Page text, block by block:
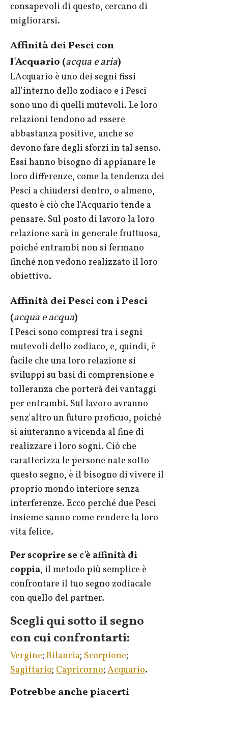
consapevoli di questo, cercano di
migliorarsi.
Affinità dei Pesci con
l'Acquario (acqua e aria)
L'Acquario è uno dei segni fissi
all'interno dello zodiaco e i Pesci
sono uno di quelli mutevoli. Le loro
relazioni tendono ad essere
abbastanza positive, anche se
devono fare degli sforzi in tal senso.
Essi hanno bisogno di appianare le
loro differenze, come la tendenza dei
Pesci a chiudersi dentro, o almeno,
questo è ciò che l'Acquario tende a
pensare. Sul posto di lavoro la loro
relazione sarà in generale fruttuosa,
poiché entrambi non si fermano
finché non vedono realizzato il loro
obiettivo.
Affinità dei Pesci con i Pesci
(acqua e acqua)
I Pesci sono compresi tra i segni
mutevoli dello zodiaco, e, quindi, è
facile che una loro relazione si
sviluppi su basi di comprensione e
tolleranza che porterà dei vantaggi
per entrambi. Sul lavoro avranno
senz'altro un futuro proficuo, poiché
si aiuteranno a vicenda al fine di
realizzare i loro sogni. Ciò che
caratterizza le persone nate sotto
questo segno, è il bisogno di vivere il
proprio mondo interiore senza
interferenze. Ecco perché due Pesci
insieme sanno come rendere la loro
vita felice.
Per scoprire se c'è affinità di
coppia, il metodo più semplice è
confrontare il tuo segno zodiacale
con quello del partner.
Scegli qui sotto il segno
con cui confrontarti:
Vergine; Bilancia; Scorpione;
Sagittario; Capricorno; Acquario.
Potrebbe anche piacerti